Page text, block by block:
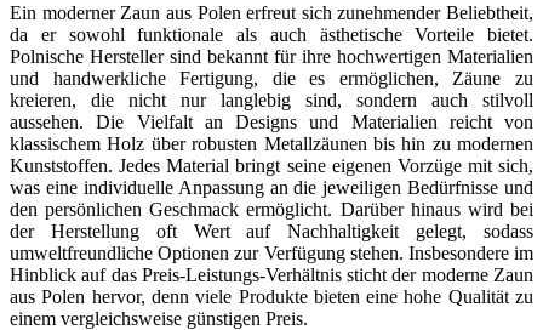
Ein moderner Zaun aus Polen erfreut sich zunehmender Beliebtheit,
da er sowohl funktionale als auch ästhetische Vorteile bietet.
Polnische Hersteller sind bekannt für ihre hochwertigen Materialien
und handwerkliche Fertigung, die es ermöglichen, Zäune zu
kreieren, die nicht nur langlebig sind, sondern auch stilvoll
aussehen. Die Vielfalt an Designs und Materialien reicht von
klassischem Holz über robusten Metallzäunen bis hin zu modernen
Kunststoffen. Jedes Material bringt seine eigenen Vorzüge mit sich,
was eine individuelle Anpassung an die jeweiligen Bedürfnisse und
den persönlichen Geschmack ermöglicht. Darüber hinaus wird bei
der Herstellung oft Wert auf Nachhaltigkeit gelegt, sodass
umweltfreundliche Optionen zur Verfügung stehen. Insbesondere im
Hinblick auf das Preis-Leistungs-Verhältnis sticht der moderne Zaun
aus Polen hervor, denn viele Produkte bieten eine hohe Qualität zu
einem vergleichsweise günstigen Preis.